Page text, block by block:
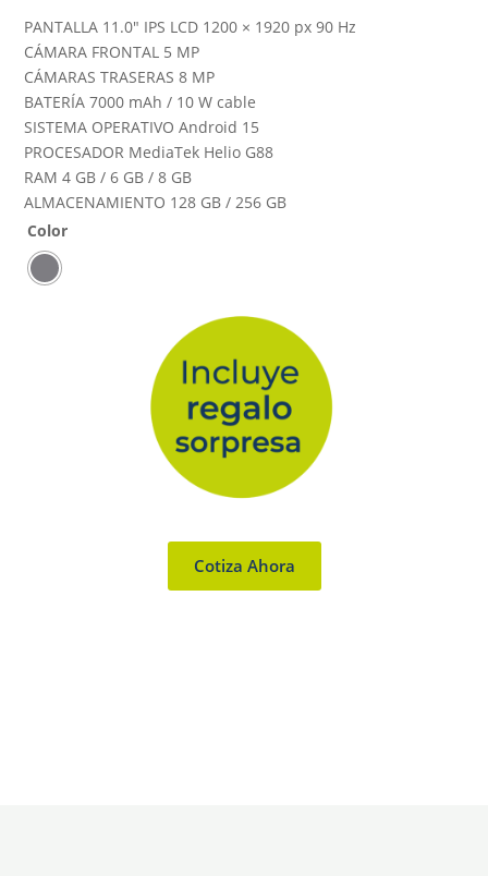
PANTALLA 11.0″ IPS LCD 1200 × 1920 px 90 Hz
CÁMARA FRONTAL 5 MP
CÁMARAS TRASERAS 8 MP
BATERÍA 7000 mAh / 10 W cable
SISTEMA OPERATIVO Android 15
PROCESADOR MediaTek Helio G88
RAM 4 GB / 6 GB / 8 GB
ALMACENAMIENTO 128 GB / 256 GB
Color
Cotiza Ahora